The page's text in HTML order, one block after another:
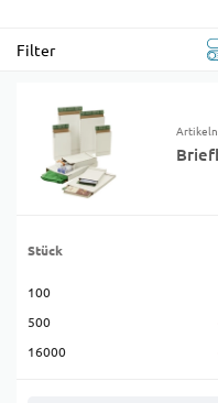
Filter
Stück
100
500
16000